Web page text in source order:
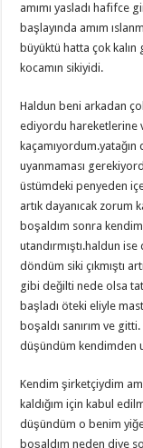
amımı yasladı hafifce
başlayında amım
büyüktü hatta çok
kocamın sikiyidi.
Haldun beni arkadan
ediyordu hareketlerine
kaçamıyordum.yatağın
uyanmaması
üstümdeki penyeden
artık dayanıcak zorum
boşaldım sonra
utandırmıştı.haldun
döndüm siki çıkmıştı
gibi değilti nede olsa
başladı öteki eliyle
boşaldı sanırım ve
düşündüm kendimden
Kendim şirketçiydim
kaldığım için kabul
düşündüm o benim
boşaldım neden diye